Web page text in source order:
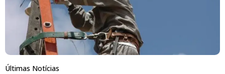
Últimas Notícias